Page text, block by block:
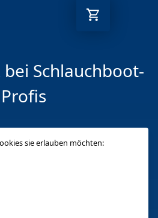
Schlauchboot-
Profis
sie erlauben möchten: